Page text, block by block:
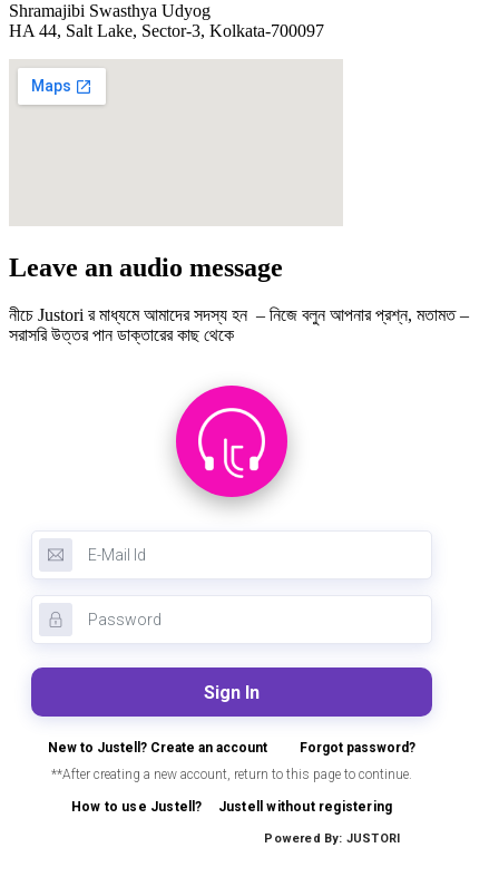
Shramajibi Swasthya Udyog
HA 44, Salt Lake, Sector-3, Kolkata-700097
Leave an audio message
নীচে Justori র মাধ্যমে আমাদের সদস্য হন – নিজে বলুন আপনার প্রশ্ন, মতামত –
সরাসরি উত্তর পান ডাক্তারের কাছ থেকে